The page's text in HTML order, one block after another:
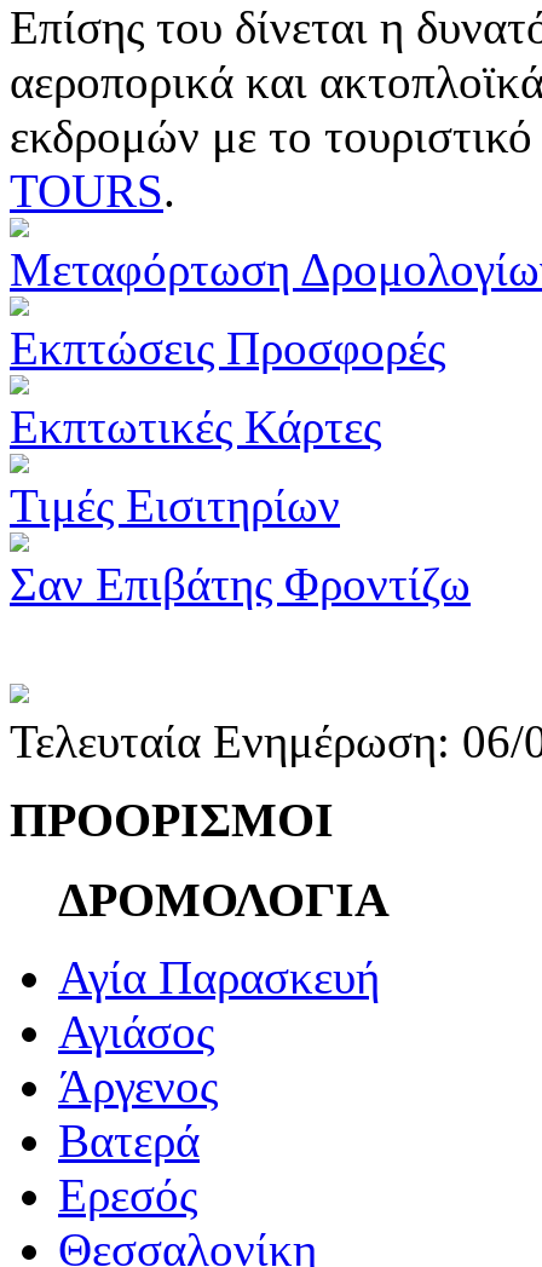
Επίσης του δίνεται η
αεροπορικά και
εκδρομών με το
TOURS.
Μεταφόρτωση
Εκπτώσεις Προσφορές
Εκπτωτικές Κάρτες
Τιμές Εισιτηρίων
Σαν Επιβάτης Φροντίζω
Τελευταία Ενημέρωση:
ΠΡΟΟΡΙΣΜΟΙ
ΔΡΟΜΟΛΟΓΙΑ
Αγία Παρασκευή
Αγιάσος
Άργενος
Βατερά
Ερεσός
Θεσσαλονίκη